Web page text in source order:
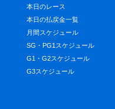
本日のレース
本日の払戻金一覧
月間スケジュール
SG・PG1スケジュール
G1・G2スケジュール
G3スケジュール